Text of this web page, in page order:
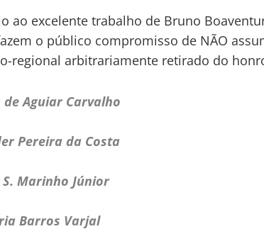
ao excelente trabalho de Bruno
o público compromisso de NÃO
regional arbitrariamente retirado do
Aguiar Carvalho
Pereira da Costa
Marinho Júnior
Barros Varjal